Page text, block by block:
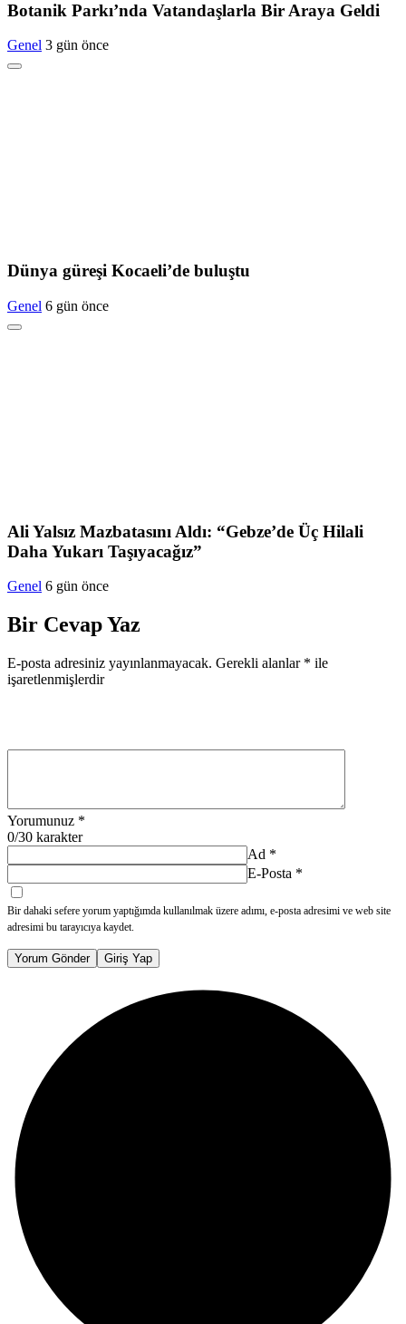
Botanik Parkı’nda Vatandaşlarla Bir Araya Geldi
Genel 3 gün önce
Dünya güreşi Kocaeli’de buluştu
Genel 6 gün önce
Ali Yalsız Mazbatasını Aldı: “Gebze’de Üç Hilali
Daha Yukarı Taşıyacağız”
Genel 6 gün önce
Bir Cevap Yaz
E-posta adresiniz yayınlanmayacak. Gerekli alanlar * ile
işaretlenmişlerdir
Yorumunuz *
0/30 karakter
Ad *
E-Posta *
Bir dahaki sefere yorum yaptığımda kullanılmak üzere adımı, e-posta adresimi ve web site
adresimi bu tarayıcıya kaydet.
Yorum Gönder Giriş Yap